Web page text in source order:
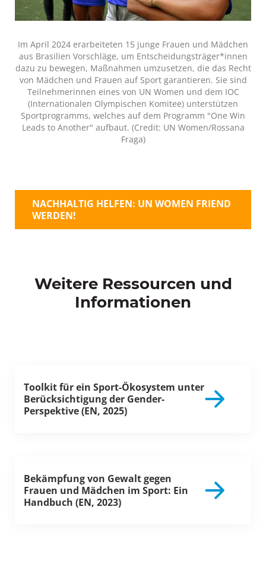
Im April 2024 erarbeiteten 15 junge Frauen und Mädchen
aus Brasilien Vorschläge, um Entscheidungsträger*innen
dazu zu bewegen, Maßnahmen umzusetzen, die das Recht
von Mädchen und Frauen auf Sport garantieren. Sie sind
Teilnehmerinnen eines von UN Women und dem IOC
(Internationalen Olympischen Komitee) unterstützen
Sportprogramms, welches auf dem Programm "One Win
Leads to Another" aufbaut. (Credit: UN Women/Rossana
Fraga)
NACHHALTIG HELFEN: UN WOMEN FRIEND
WERDEN!
Weitere Ressourcen und
Informationen
Toolkit für ein Sport-Ökosystem unter
Berücksichtigung der Gender-
Perspektive (EN, 2025)
Bekämpfung von Gewalt gegen
Frauen und Mädchen im Sport: Ein
Handbuch (EN, 2023)